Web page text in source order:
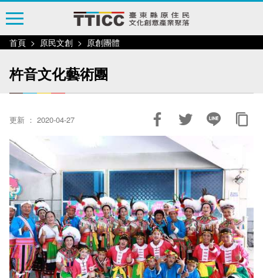
跳
到
主
要首頁 原民文創 原創團體
杵音文化藝術團
更新 ： 2020-04-27